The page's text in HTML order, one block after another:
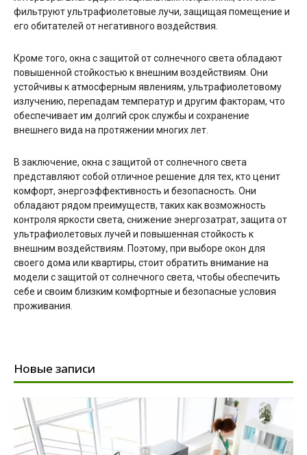
фильтруют ультрафиолетовые лучи, защищая помещение и
его обитателей от негативного воздействия.
Кроме того, окна с защитой от солнечного света обладают
повышенной стойкостью к внешним воздействиям. Они
устойчивы к атмосферным явлениям, ультрафиолетовому
излучению, перепадам температур и другим факторам, что
обеспечивает им долгий срок службы и сохранение
внешнего вида на протяжении многих лет.
В заключение, окна с защитой от солнечного света
представляют собой отличное решение для тех, кто ценит
комфорт, энергоэффективность и безопасность. Они
обладают рядом преимуществ, таких как возможность
контроля яркости света, снижение энергозатрат, защита от
ультрафиолетовых лучей и повышенная стойкость к
внешним воздействиям. Поэтому, при выборе окон для
своего дома или квартиры, стоит обратить внимание на
модели с защитой от солнечного света, чтобы обеспечить
себе и своим близким комфортные и безопасные условия
проживания.
Новые записи